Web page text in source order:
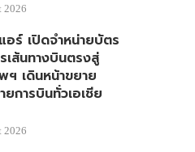
2026
อร์ เปิดจำหน่ายบัตร
เส้นทางบินตรงสู่
ฯ เดินหน้าขยาย
ยการบินทั่วเอเชีย
2026